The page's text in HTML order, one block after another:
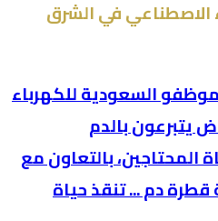
في الشرق
موظفو السعودية للكهرباء
يتبرعون بالدم
بالتعاون مع
دم ... تنقذ حياة